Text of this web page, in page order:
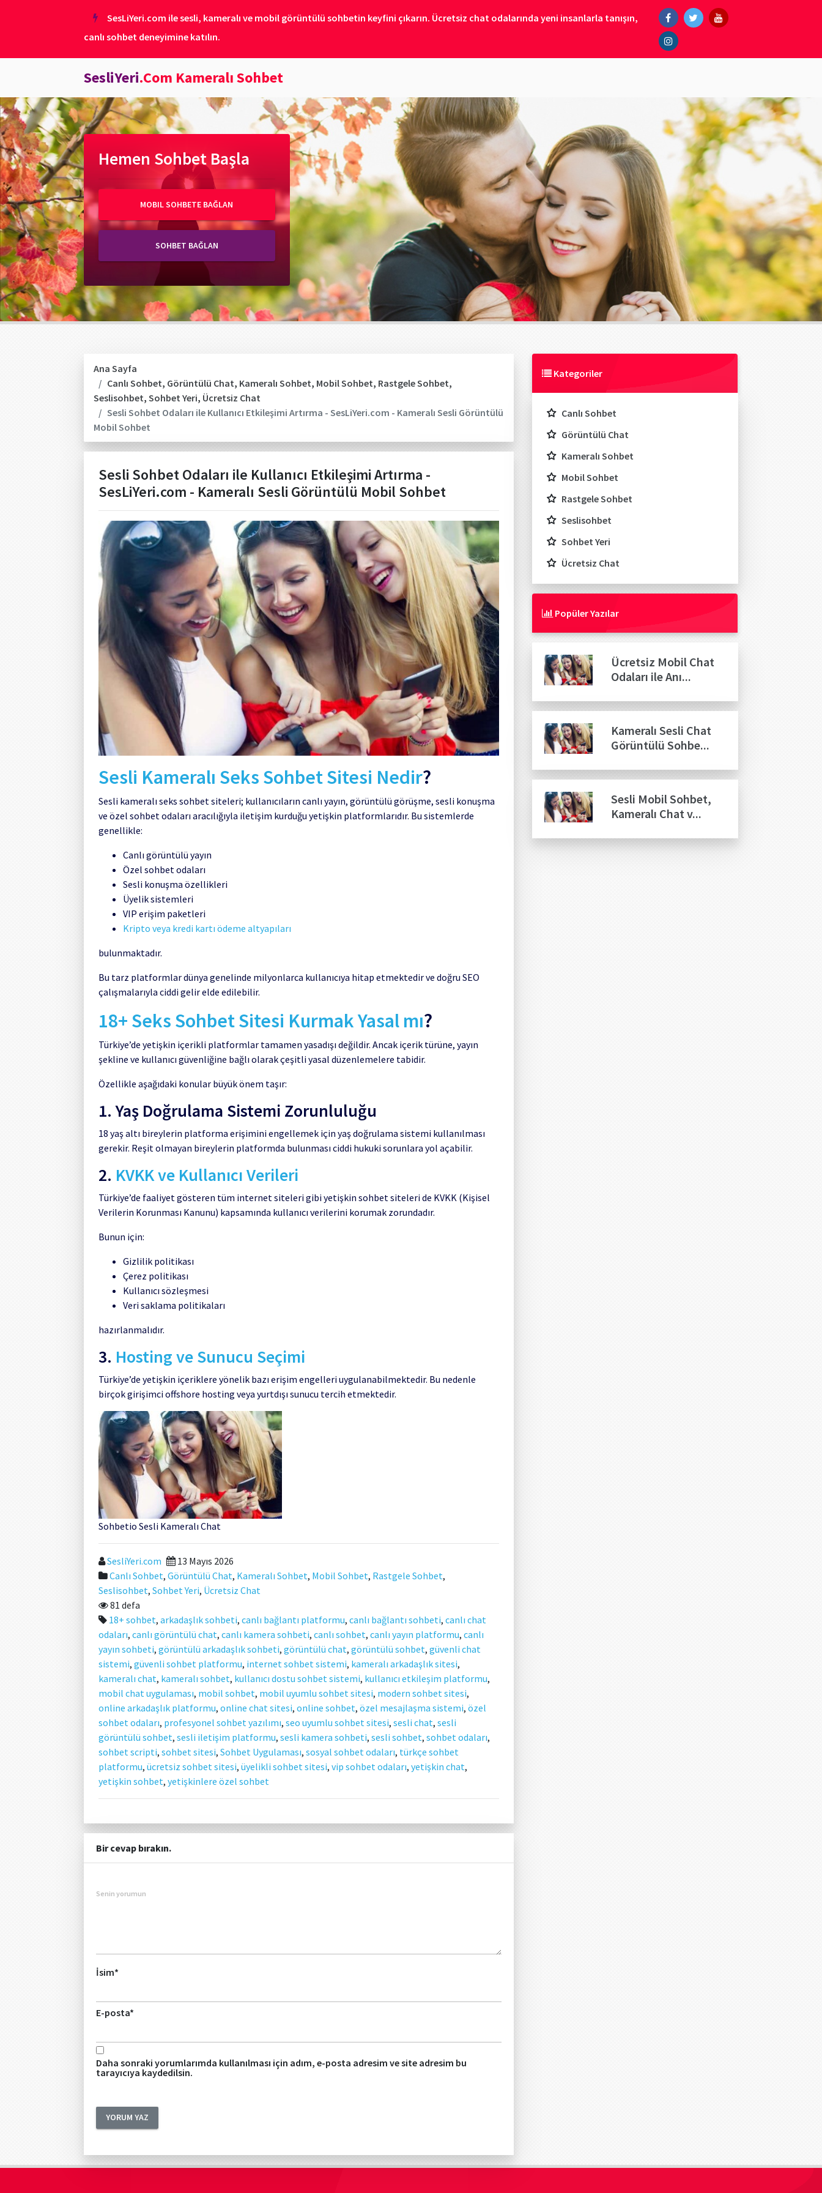
SesLiYeri.com ile sesli, kameralı ve mobil görüntülü sohbetin keyfini çıkarın. Ücretsiz chat odalarında yeni insanlarla tanışın,
canlı sohbet deneyimine katılın.
SesliYeri.Com Kameralı Sohbet
Hemen Sohbet Başla
MOBIL SOHBETE BAĞLAN
SOHBET BAĞLAN
Ana Sayfa
Canlı Sohbet, Görüntülü Chat, Kameralı Sohbet, Mobil Sohbet, Rastgele Sohbet,
Seslisohbet, Sohbet Yeri, Ücretsiz Chat
Sesli Sohbet Odaları ile Kullanıcı Etkileşimi Artırma - SesLiYeri.com - Kameralı Sesli Görüntülü
Mobil Sohbet
Sesli Sohbet Odaları ile Kullanıcı Etkileşimi Artırma -
SesLiYeri.com - Kameralı Sesli Görüntülü Mobil Sohbet
Sesli Kameralı Seks Sohbet Sitesi Nedir?
Sesli kameralı seks sohbet siteleri; kullanıcıların canlı yayın, görüntülü görüşme, sesli konuşma
ve özel sohbet odaları aracılığıyla iletişim kurduğu yetişkin platformlarıdır. Bu sistemlerde
genellikle:
Canlı görüntülü yayın
Özel sohbet odaları
Sesli konuşma özellikleri
Üyelik sistemleri
VIP erişim paketleri
Kripto veya kredi kartı ödeme altyapıları
bulunmaktadır.
Bu tarz platformlar dünya genelinde milyonlarca kullanıcıya hitap etmektedir ve doğru SEO
çalışmalarıyla ciddi gelir elde edilebilir.
18+ Seks Sohbet Sitesi Kurmak Yasal mı?
Türkiye’de yetişkin içerikli platformlar tamamen yasadışı değildir. Ancak içerik türüne, yayın
şekline ve kullanıcı güvenliğine bağlı olarak çeşitli yasal düzenlemelere tabidir.
Özellikle aşağıdaki konular büyük önem taşır:
1. Yaş Doğrulama Sistemi Zorunluluğu
18 yaş altı bireylerin platforma erişimini engellemek için yaş doğrulama sistemi kullanılması
gerekir. Reşit olmayan bireylerin platformda bulunması ciddi hukuki sorunlara yol açabilir.
2. KVKK ve Kullanıcı Verileri
Türkiye’de faaliyet gösteren tüm internet siteleri gibi yetişkin sohbet siteleri de KVKK (Kişisel
Verilerin Korunması Kanunu) kapsamında kullanıcı verilerini korumak zorundadır.
Bunun için:
Gizlilik politikası
Çerez politikası
Kullanıcı sözleşmesi
Veri saklama politikaları
hazırlanmalıdır.
3. Hosting ve Sunucu Seçimi
Türkiye’de yetişkin içeriklere yönelik bazı erişim engelleri uygulanabilmektedir. Bu nedenle
birçok girişimci offshore hosting veya yurtdışı sunucu tercih etmektedir.
Sohbetio Sesli Kameralı Chat
SesliYeri.com
13 Mayıs 2026
Canlı Sohbet, Görüntülü Chat, Kameralı Sohbet, Mobil Sohbet, Rastgele Sohbet,
Seslisohbet, Sohbet Yeri, Ücretsiz Chat
81 defa
18+ sohbet, arkadaşlık sohbeti, canlı bağlantı platformu, canlı bağlantı sohbeti, canlı chat
odaları, canlı görüntülü chat, canlı kamera sohbeti, canlı sohbet, canlı yayın platformu, canlı
yayın sohbeti, görüntülü arkadaşlık sohbeti, görüntülü chat, görüntülü sohbet, güvenli chat
sistemi, güvenli sohbet platformu, internet sohbet sistemi, kameralı arkadaşlık sitesi,
kameralı chat, kameralı sohbet, kullanıcı dostu sohbet sistemi, kullanıcı etkileşim platformu,
mobil chat uygulaması, mobil sohbet, mobil uyumlu sohbet sitesi, modern sohbet sitesi,
online arkadaşlık platformu, online chat sitesi, online sohbet, özel mesajlaşma sistemi, özel
sohbet odaları, profesyonel sohbet yazılımı, seo uyumlu sohbet sitesi, sesli chat, sesli
görüntülü sohbet, sesli iletişim platformu, sesli kamera sohbeti, sesli sohbet, sohbet odaları,
sohbet scripti, sohbet sitesi, Sohbet Uygulaması, sosyal sohbet odaları, türkçe sohbet
platformu, ücretsiz sohbet sitesi, üyelikli sohbet sitesi, vip sohbet odaları, yetişkin chat,
yetişkin sohbet, yetişkinlere özel sohbet
Bir cevap bırakın.
Senin yorumun
İsim*
E-posta*
Daha sonraki yorumlarımda kullanılması için adım, e-posta adresim ve site adresim bu
tarayıcıya kaydedilsin.
Kategoriler
Canlı Sohbet
Görüntülü Chat
Kameralı Sohbet
Mobil Sohbet
Rastgele Sohbet
Seslisohbet
Sohbet Yeri
Ücretsiz Chat
Popüler Yazılar
Ücretsiz Mobil Chat
Odaları ile Anı...
Kameralı Sesli Chat
Görüntülü Sohbe...
Sesli Mobil Sohbet,
Kameralı Chat v...